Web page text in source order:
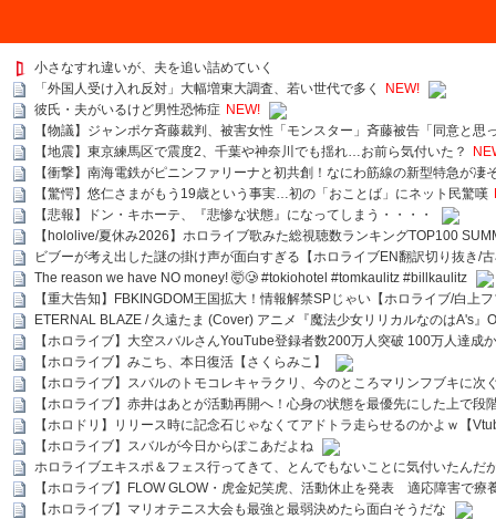
小さなすれ違いが、夫を追い詰めていく
「外国人受け入れ反対」大幅増東大調査、若い世代で多く
NEW!
彼氏・夫がいるけど男性恐怖症 NEW!
【物議】ジャンポケ斉藤裁判、被害女性「モンスター」斉藤被告「同意と
【地震】東京練馬区で震度2、千葉や神奈川でも揺れ…お前ら気付いた？
【衝撃】南海電鉄がピニンファリーナと初共創！なにわ筋線の新型特急が凄
【驚愕】悠仁さまがもう19歳という事実…初の「おことば」にネット民驚嘆
【悲報】ドン・キホーテ、『悲惨な状態』になってしまう・・・・
【hololive/夏休み2026】ホロライブ歌みた総視聴数ランキングTOP100
ビブーが考え出した謎の掛け声が面白すぎる【ホロライブEN翻訳切り抜き/
The reason we have NO money! 🤯🥲 #tokiohotel #tomkaulitz #billkaulitz
【重大告知】FBKINGDOM王国拡大！情報解禁SPじゃい【ホロライブ/白上
ETERNAL BLAZE / 久遠たま (Cover) アニメ『魔法少女リリカルなのはA's』
【ホロライブ】大空スバルさんYouTube登録者数200万人突破 100万人達成
【ホロライブ】みこち、本日復活【さくらみこ】
【ホロライブ】スバルのトモコレキャラクリ、今のところマリンフブキに
【ホロライブ】赤井はあとが活動再開へ！心身の状態を最優先にした上で段
【ホロドリ】リリース時に記念石じゃなくてアドトラ走らせるのかよｗ【
【ホロライブ】スバルが今日からぽこあだよね
ホロライブエキスポ＆フェス行ってきて、とんでもないことに気付いたんだ
【ホロライブ】FLOW GLOW・虎金妃笑虎、活動休止を発表 適応障害で療
【ホロライブ】マリオテニス大会も最強と最弱決めたら面白そうだな